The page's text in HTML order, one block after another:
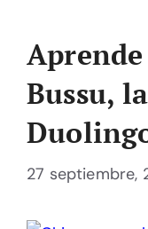
Bussu,
27 septiembre,